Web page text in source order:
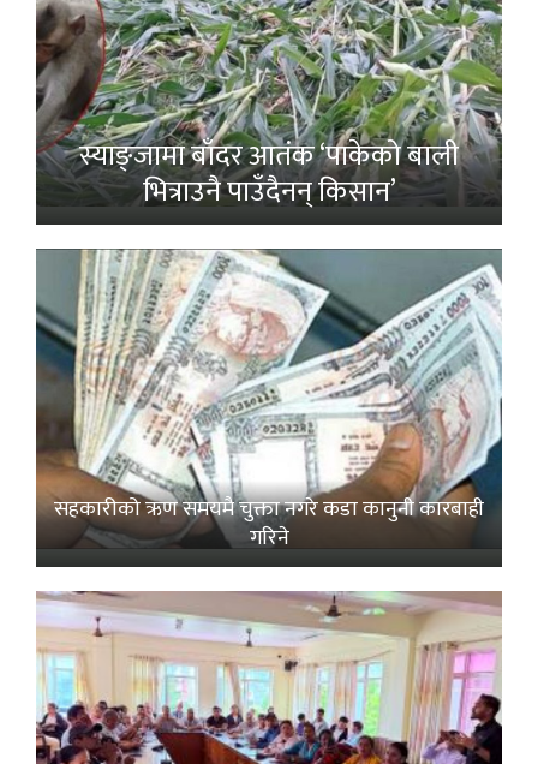
स्याङ्जामा बाँदर आतंक ‘पाकेको बाली
भित्राउनै पाउँदैनन् किसान’
सहकारीको ऋण समयमै चुक्ता नगरे कडा कानुनी कारबाही
गरिने